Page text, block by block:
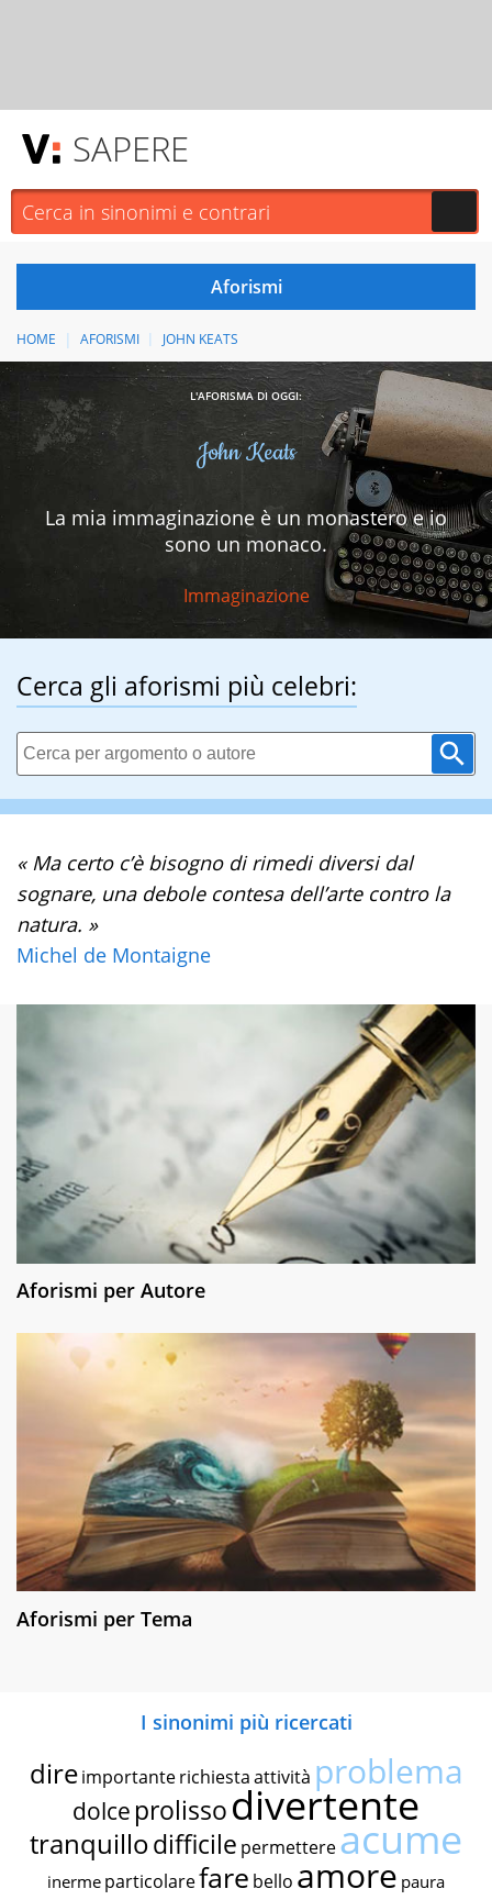
SAPERE
HOME AFORISMI JOHN KEATS
L'AFORISMA DI OGGI:
John Keats
La mia immaginazione è un monastero e io
sono un monaco.
Immaginazione
Cerca gli aforismi più celebri:
« Ma certo c’è bisogno di rimedi diversi dal
sognare, una debole contesa dell’arte contro la
natura. »
Michel de Montaigne
Aforismi per Autore
Aforismi per Tema
I sinonimi più ricercati
dire importante richiestaattività problema
dolce prolissodivertente
tranquillodifficile permettereacume
inerme particolarefare bello amore paura